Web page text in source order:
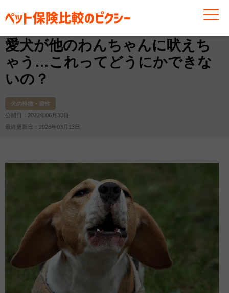
お役立ち情報 犬 犬の特徴・習性 愛犬が他のわん
愛犬が他のわんちゃんに吠えち
ゃう…これってどうにかできな
いの？
犬の特徴・習性
公開日：2022年06月30日
最終更新日：2026年03月13日